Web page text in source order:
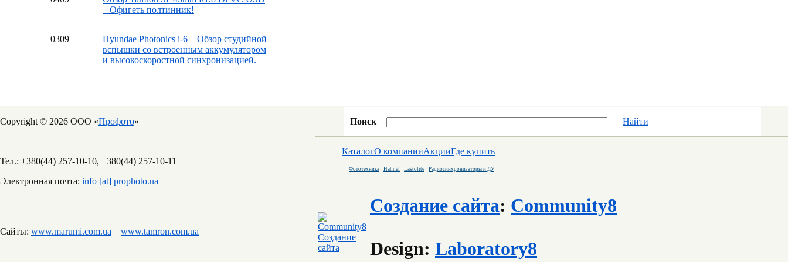
– Офигеть полтинник!
0309
Hyundae Photonics i-6 – Обзор студийной
вспышки со встроенным аккумулятором
и высокоскоростной синхронизацией.
Copyright © 2026 ООО «Профото»
Тел.: +380(44) 257-10-10, +380(44) 257-10-11
Электронная почта: info [at] prophoto.ua
Сайты: www.marumi.com.ua www.tamron.com.ua
Поиск Найти
КаталогО компанииАкцииГде купить
Фототехника Hahnel Lastolite Радиосинхронизаторы и ДУ
Создание сайта: Community8
Design: Laboratory8